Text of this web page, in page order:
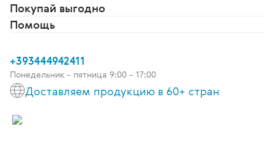
Покупай выгодно
Помощь
+393444942411
Понедельник - пятница 9:00 - 17:00
Доставляем продукцию в 60+ стран